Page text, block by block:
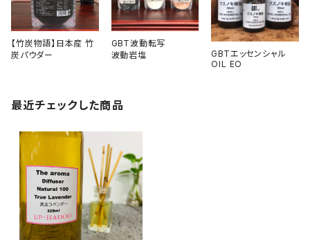
【竹炭物語】日本産 竹
炭パウダー
GBT波動転写
波動岩塩
GBTエッセンシャル
OIL EO
最近チェックした商品